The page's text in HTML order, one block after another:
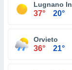
Lugnano In
37° 20°
Orvieto
36° 21°